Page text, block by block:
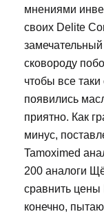
мнениями
своих Delite
сковороду
чтобы все таки
появились
приятно. Как
минус,
Tamoximed
200 аналоги
сравнить цены
конечно,